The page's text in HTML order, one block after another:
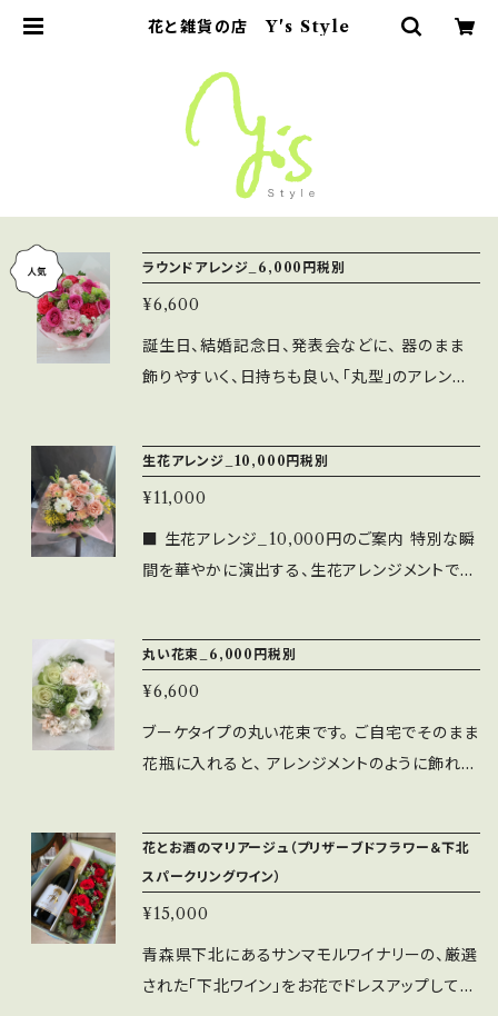
花と雑貨の店 Y's Style
ラウンドアレンジ_6,000円税別
¥6,600
誕生日、結婚記念日、発表会などに、 器のまま
飾りやすいく、日持ちも良い、「丸型」のアレンジ
しにくい時期があるので、 事前にお電話にて、ご
確認願います。
生花アレンジ_10,000円税別
¥11,000
■ 生花アレンジ_10,000円のご案内 特別な瞬
間を華やかに演出する、生花アレンジメントで
イベントにぴったりのアイテムです。 この生花ア
レンジメントは、季節ごとに異なる花々を使用
し、楽しさと美しさを兼ね備えています。花々の
持つエネルギーが、見る人の心を軽やかにし、素
温まるメッセージを添えて、大切な方に喜んでい
ただけること間違いなしです！ 季節に応じて、花
の種類が変わりますので、お色目の希望などが
ありましたら、お知らせ願います。（時期によって
は、ご用意できないお花もございます）
丸い花束_6,000円税別
¥6,600
ブーケタイプの丸い花束です。 ご自宅でそのまま
花瓶に入れると、 アレンジメントのように飾れ、
にと、重宝する花束です。 厳選した花材で、プロ
のフラワーデザイナーが 丁寧に仕上げていま
す。 ご注文の際は、①赤系②ピンク系③黄色オレ
ンジ系④お任せのいずれかをお選び願います。
それ以外の色合いをご希望の方はコメント欄に
花とお酒のマリアージュ（プリザーブドフラワー＆下北
スパークリングワイン）
¥15,000
青森県下北にあるサンマモルワイナリーの、厳選
された「下北ワイン」をお花でドレスアップして、